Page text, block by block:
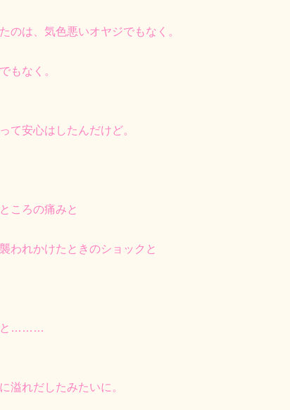
のは、気色悪いオヤジでもなく。
もなく。
て安心はしたんだけど。
ころの痛みと
われかけたときのショックと
と………
溢れだしたみたいに。